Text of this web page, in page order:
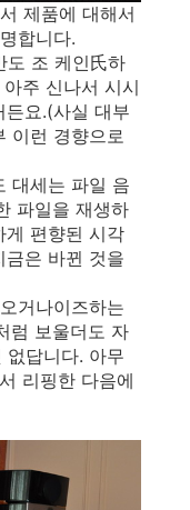
제품에 대해서
합니다.
도 조 케인氏하
주 신나서 시시
요.(사실 대부
이런 경향으로
대세는 파일 음
파일을 재생하
게 편향된 시각
은 바뀐 것을
거나이즈하는
럼 보울더도 자
없답니다. 아무
리핑한 다음에